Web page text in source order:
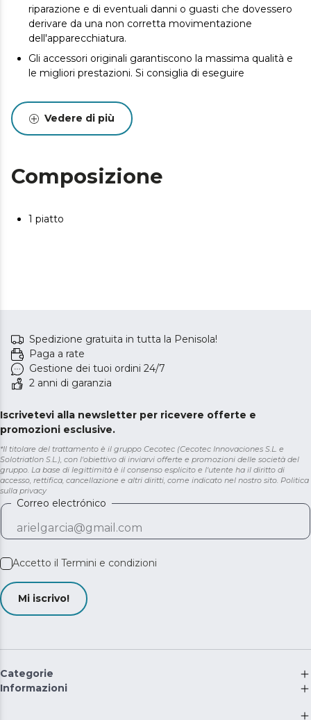
riparazione e di eventuali danni o guasti che dovessero
derivare da una non corretta movimentazione
dell'apparecchiatura.
Gli accessori originali garantiscono la massima qualità e
le migliori prestazioni. Si consiglia di eseguire
Vedere di più
Composizione
1 piatto
Spedizione gratuita in tutta la Penisola!
Paga a rate
Gestione dei tuoi ordini 24/7
2 anni di garanzia
Iscrivetevi alla newsletter per ricevere offerte e
promozioni esclusive.
*Il titolare del trattamento è il gruppo Cecotec (Cecotec Innovaciones S.L. e
Solotriatlon S.L.), con l'obiettivo di inviarvi offerte e promozioni delle società del
gruppo. La base di legittimità è il consenso esplicito e l'utente ha il diritto di
accesso, rettifica, cancellazione e altri diritti, come indicato nel nostro sito. Politica
sulla privacy
Correo electrónico
Accetto il Termini e condizioni
Mi iscrivo!
Categorie
Informazioni